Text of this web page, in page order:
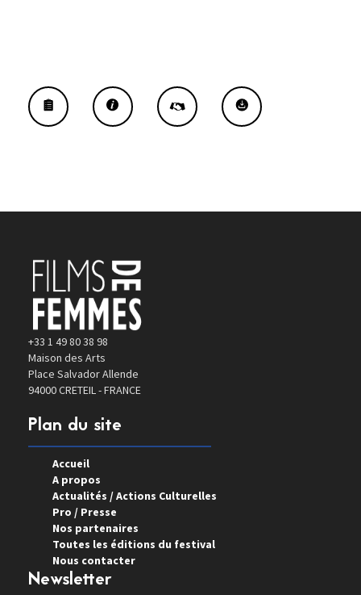
+33 1 49 80 38 98
Maison des Arts
Place Salvador Allende
94000 CRETEIL - FRANCE
Plan du site
Accueil
A propos
Actualités / Actions Culturelles
Pro / Presse
Nos partenaires
Toutes les éditions du festival
Nous contacter
Newsletter